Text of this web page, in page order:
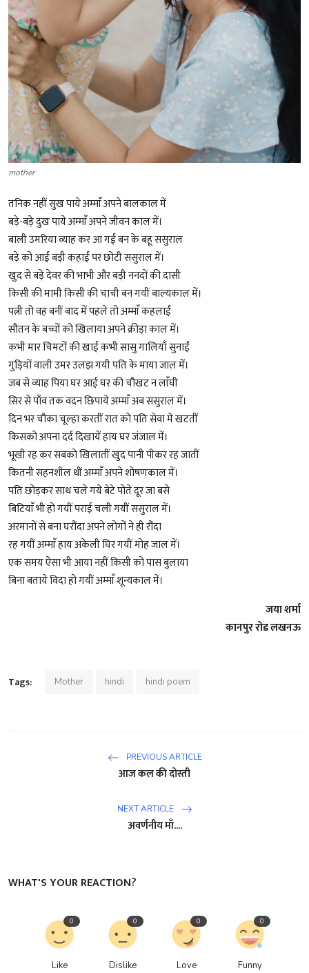
mother
तनिक नहीं सुख पाये अम्मांँ अपने बालकाल में
बड़े-बडे़ दुख पाये अम्मांँ अपने जीवन काल में।
बाली उमरिया व्याह कर आ गईं बन के बहू ससुराल
बड़े को आईं बड़ी कहाईं पर छोटी ससुराल में।
खुद से बड़े देवर की भाभी और बड़ी ननदों की दासी
किसी की मामी किसी की चाची बन गयीं बाल्यकाल में।
पत्नी तो वह बनीं बाद में पहले तो अम्मांँ कहलाईं
सौतन के बच्चों को खिलाया अपने क्रीड़ा काल में।
कभी मार चिमटों की खाई कभी सासु गालियाँ सुनाईं
गुड़ियों वाली उमर उलझ गयी पति के माया जाल में।
जब से व्याह पिया घर आई घर की चौखट न लांँघी
सिर से पाँव तक वदन छिपाये अम्मांँ अब ससुराल में।
दिन भर चौका चूल्हा करतीं रात को पति सेवा मे खटतीं
किसको अपना दर्द दिखायें हाय घर जंजाल में।
भूखी रह कर सबको खिलातीं खुद पानी पीकर रह जातीं
कितनी सहनशील थीं अम्मांँ अपने शोषणकाल में।
पति छोड़कर साथ चले गये बेटे पोते दूर जा बसे
बिटियांँ भी हो गयीं पराई चली गयीं ससुराल में।
अरमानों से बना घरौंदा अपने लोगों ने ही रौंदा
रह गयीं अम्मांँ हाय अकेली घिर गयीं मोह जाल में।
एक समय ऐसा भी आया नहीं किसी को पास बुलाया
बिना बताये विदा हो गयीं अम्मांँ शून्यकाल में।
जया शर्मा
कानपुर रोड लखनऊ
Tags: Mother hindi hindi poem
PREVIOUS ARTICLE
आज कल की दोस्ती
NEXT ARTICLE
अवर्णनीय माँ....
WHAT'S YOUR REACTION?
Like
0
Dislike
0
Love
0
Funny
0